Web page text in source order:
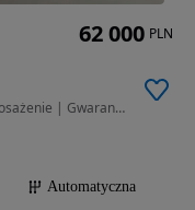
1969 cm3 • 320 KM • Idealny stan | Full wyposażenie | Gwarancja | Historia serwisowa
Automatyczna
62 000 PLN